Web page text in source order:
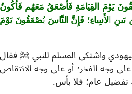
يَوْمَ القِيَامَةِ فَأُصْعَقُ مَعَهُم فَأَكُونُ
الأَنبِياءِ؛ فَإِنَّ النَّاسَ يُصْعَقُونَ يَوْمَ
واشتكى المسلم للنبي ﷺ فقال
وجه الفخر؛ أو على وجه الانتقاص
تفضيل عام؛ فلا بأس.